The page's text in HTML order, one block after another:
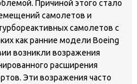
Причиной этого стало
самолетов и
самолетов с
как ранние модели Boeing
возникли возражения
расширения
Эти возражения часто